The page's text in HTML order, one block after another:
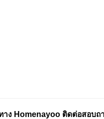
ง Homenayoo ติดต่อสอบถ